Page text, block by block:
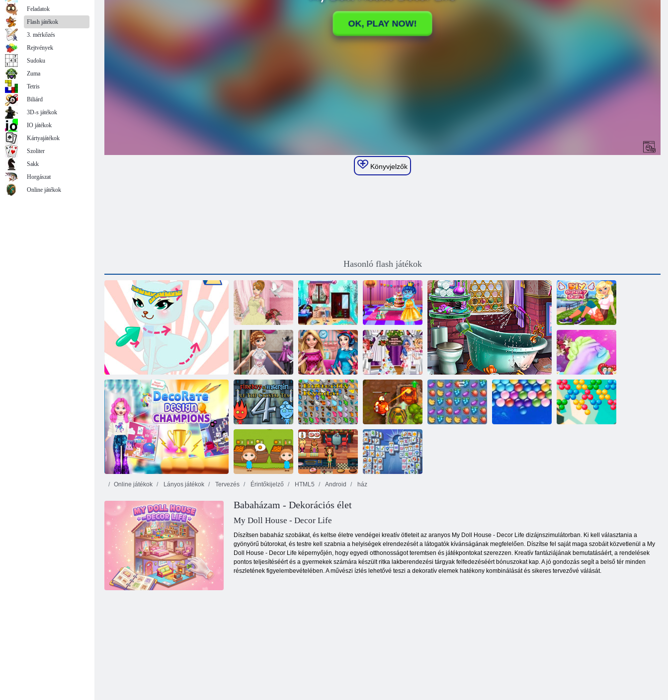
Könyvjelzők
Hasonló flash játékok
Cat Divattervező
Esküvői Lily 2
Álom szoba
átalakítása
Inside Out
születésnapi
parti
Diy galaxiscipő
Híres
ruhatervező
Nails átalakítása
Díszítés: Design bajnokok
Fehér
karácsonyi party
Pár kézöntés
Tűz és Víz 4 Kyodai pillangó Átkozott kincs 2
Narancssárga
tanya
Delicious Emily
New Beginning
Online játékok Lányos játékok Tervezés Érintőkijelző HTML5 Android ház
Babaházam - Dekorációs élet
My Doll House - Decor Life
Díszítsen babaház szobákat, és keltse életre vendégei kreatív ötleteit az aranyos My Doll House - Decor Life dizájnszimulátorban. Ki kell választania a
gyönyörű bútorokat, és testre kell szabnia a helyiségek elrendezését a látogatók kívánságának megfelelően. Díszítse fel saját maga szobáit közvetlenül a My
Doll House - Decor Life képernyőjén, hogy egyedi otthonosságot teremtsen és játékpontokat szerezzen. Kreatív fantáziájának bemutatásáért, a rendelések
pontos teljesítéséért és a gyermekek számára készült ritka lakberendezési tárgyak felfedezéséért bónuszokat kap. A jó gondozás segít a belső tér minden
részletének figyelembevételében. A művészi ízlés lehetővé teszi a dekoratív elemek hatékony kombinálását és sikeres tervezővé válását.
Feladatok
Flash játékok
3. mérkőzés
Rejtvények
Sudoku
Zuma
Tetris
Biliárd
3D-s játékok
IO játékok
Kártyajátékok
Szoliter
Sakk
Horgászat
Online játékok